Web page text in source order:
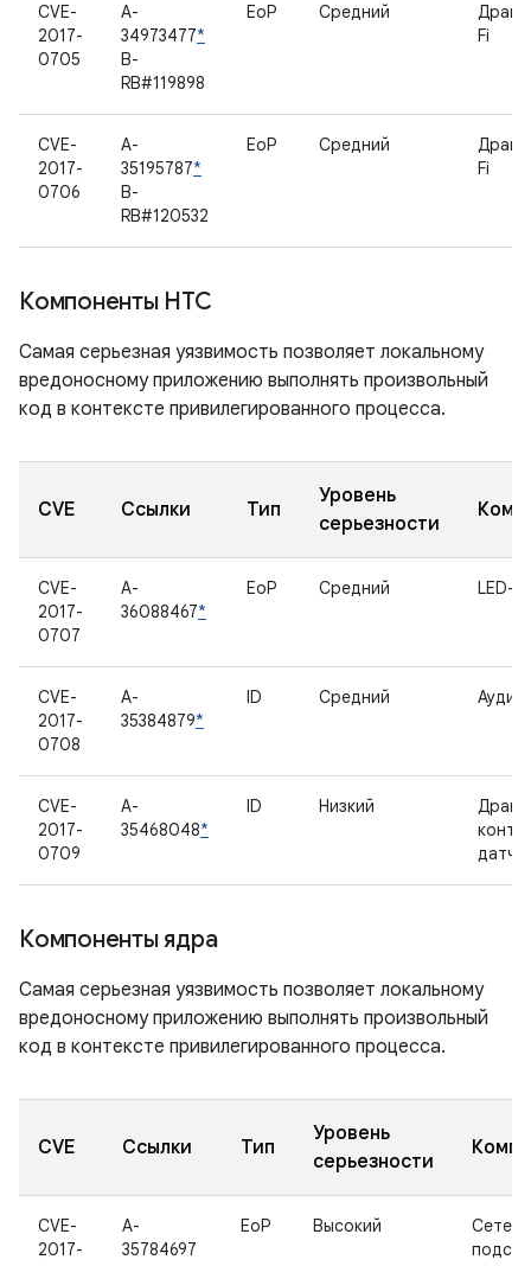
CVE-
2017-
0705
A-
34973477*
B-
RB#119898
EoP Средний
Fi
CVE-
2017-
0706
A-
35195787*
B-
RB#120532
EoP Средний
Fi
Компоненты HTC
Самая серьезная уязвимость позволяет локальному
вредоносному приложению выполнять произвольный
код в контексте привилегированного процесса.
CVE Ссылки Тип
Уровень
серьезности
CVE-
2017-
0707
A-
36088467*
EoP Средний LED-
CVE-
2017-
0708
A-
35384879*
ID Средний
CVE-
2017-
0709
A-
35468048*
ID Низкий
Компоненты ядра
Самая серьезная уязвимость позволяет локальному
вредоносному приложению выполнять произвольный
код в контексте привилегированного процесса.
CVE Ссылки Тип
Уровень
серьезности
CVE-
2017-
A-
35784697
EoP Высокий